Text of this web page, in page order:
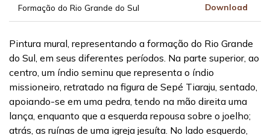
Formação do Rio Grande do Sul Download
Pintura mural, representando a formação do Rio Grande
do Sul, em seus diferentes períodos. Na parte superior, ao
centro, um índio seminu que representa o índio
missioneiro, retratado na figura de Sepé Tiaraju, sentado,
apoiando-se em uma pedra, tendo na mão direita uma
lança, enquanto que a esquerda repousa sobre o joelho;
atrás, as ruínas de uma igreja jesuíta. No lado esquerdo,